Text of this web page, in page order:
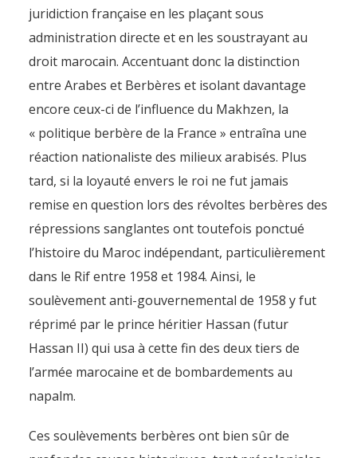
juridiction française en les plaçant sous
administration directe et en les soustrayant au
droit marocain. Accentuant donc la distinction
entre Arabes et Berbères et isolant davantage
encore ceux-ci de l’influence du Makhzen, la
« politique berbère de la France » entraîna une
réaction nationaliste des milieux arabisés. Plus
tard, si la loyauté envers le roi ne fut jamais
remise en question lors des révoltes berbères des
répressions sanglantes ont toutefois ponctué
l’histoire du Maroc indépendant, particulièrement
dans le Rif entre 1958 et 1984. Ainsi, le
soulèvement anti-gouvernemental de 1958 y fut
réprimé par le prince héritier Hassan (futur
Hassan II) qui usa à cette fin des deux tiers de
l’armée marocaine et de bombardements au
napalm.
Ces soulèvements berbères ont bien sûr de